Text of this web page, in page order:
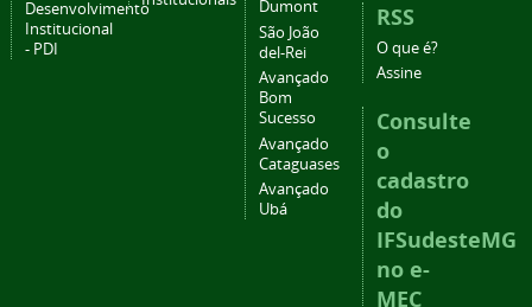
Desenvolvimento
Institucional
- PDI
Dumont
São João
del-Rei
Avançado
Bom
Sucesso
Avançado
Cataguases
Avançado
Ubá
RSS
O que é?
Assine
Consulte
o
cadastro
do
IFSudesteMG
no e-
MEC